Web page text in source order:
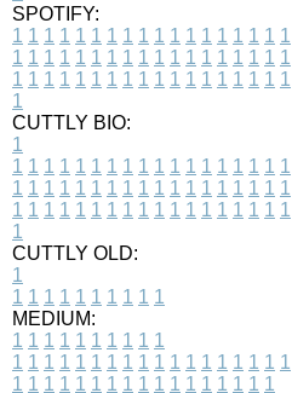
SPOTIFY:
1 1 1 1 1 1 1 1 1 1 1 1 1 1 1 1 1 1
1 1 1 1 1 1 1 1 1 1 1 1 1 1 1 1 1 1
1 1 1 1 1 1 1 1 1 1 1 1 1 1 1 1 1 1
1
CUTTLY BIO:
1
1 1 1 1 1 1 1 1 1 1 1 1 1 1 1 1 1 1
1 1 1 1 1 1 1 1 1 1 1 1 1 1 1 1 1 1
1 1 1 1 1 1 1 1 1 1 1 1 1 1 1 1 1 1
1
CUTTLY OLD:
1
1 1 1 1 1 1 1 1 1 1
MEDIUM:
1 1 1 1 1 1 1 1 1 1
1 1 1 1 1 1 1 1 1 1 1 1 1 1 1 1 1 1
1 1 1 1 1 1 1 1 1 1 1 1 1 1 1 1 1